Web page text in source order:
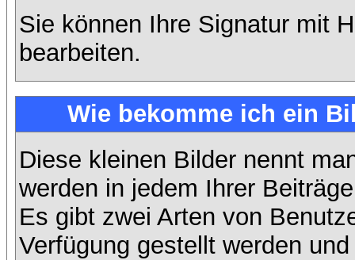
Sie können Ihre Signatur mit
bearbeiten.
Wie bekomme ich ein
Diese kleinen Bilder nennt
werden in jedem Ihrer
Es gibt zwei Arten von
Verfügung gestellt werden